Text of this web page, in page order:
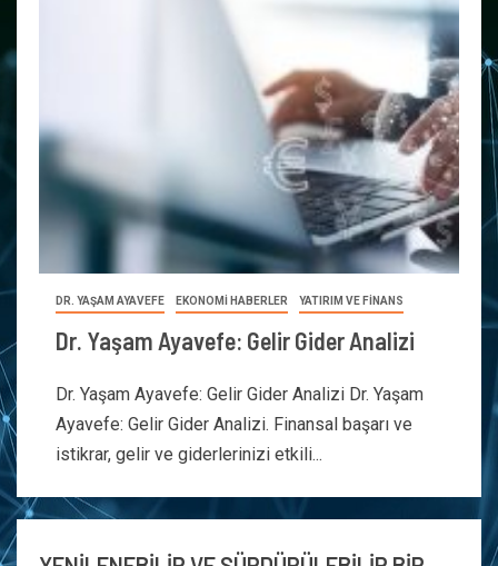
DR. YAŞAM AYAVEFE EKONOMİ HABERLER YATIRIM VE FİNANS
Dr. Yaşam Ayavefe: Gelir Gider Analizi
Dr. Yaşam Ayavefe: Gelir Gider Analizi Dr. Yaşam
Ayavefe: Gelir Gider Analizi. Finansal başarı ve
istikrar, gelir ve giderlerinizi etkili...